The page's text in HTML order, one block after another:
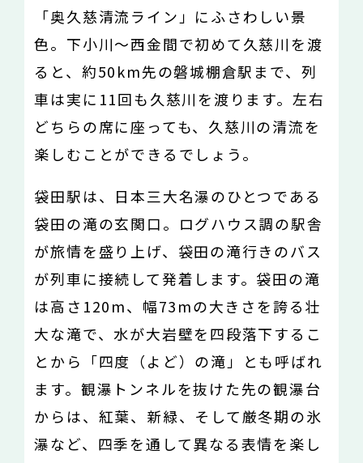
「奥久慈清流ライン」にふさわしい景
色。下小川〜西金間で初めて久慈川を渡
ると、約50km先の磐城棚倉駅まで、列
車は実に11回も久慈川を渡ります。左右
どちらの席に座っても、久慈川の清流を
楽しむことができるでしょう。
袋田駅は、日本三大名瀑のひとつである
袋田の滝の玄関口。ログハウス調の駅舎
が旅情を盛り上げ、袋田の滝行きのバス
が列車に接続して発着します。袋田の滝
は高さ120m、幅73mの大きさを誇る壮
大な滝で、水が大岩壁を四段落下するこ
とから「四度（よど）の滝」とも呼ばれ
ます。観瀑トンネルを抜けた先の観瀑台
からは、紅葉、新緑、そして厳冬期の氷
瀑など、四季を通して異なる表情を楽し